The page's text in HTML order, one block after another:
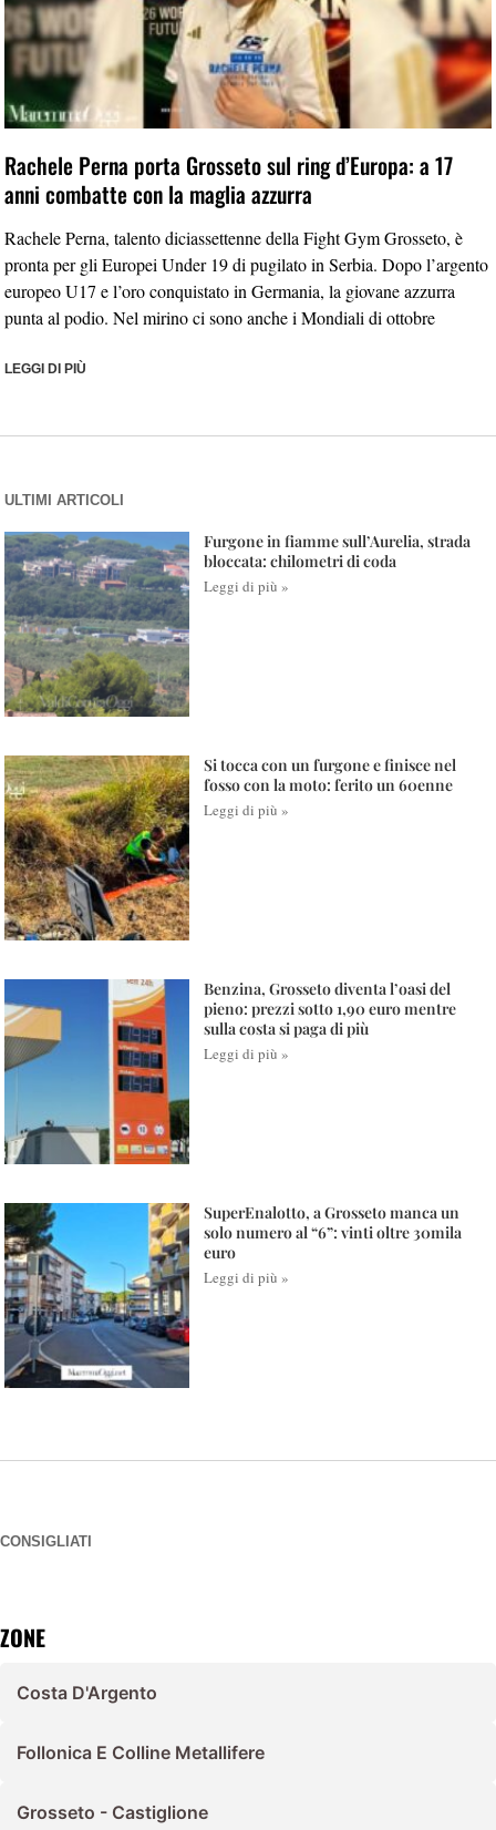
Rachele Perna porta Grosseto sul ring d’Europa: a 17
anni combatte con la maglia azzurra
Rachele Perna, talento diciassettenne della Fight Gym Grosseto, è
pronta per gli Europei Under 19 di pugilato in Serbia. Dopo l’argento
europeo U17 e l’oro conquistato in Germania, la giovane azzurra
punta al podio. Nel mirino ci sono anche i Mondiali di ottobre
LEGGI DI PIÙ
ULTIMI ARTICOLI
Furgone in fiamme sull’Aurelia, strada
bloccata: chilometri di coda
Leggi di più »
Si tocca con un furgone e finisce nel
fosso con la moto: ferito un 60enne
Leggi di più »
Benzina, Grosseto diventa l’oasi del
pieno: prezzi sotto 1,90 euro mentre
sulla costa si paga di più
Leggi di più »
SuperEnalotto, a Grosseto manca un
solo numero al “6”: vinti oltre 30mila
euro
Leggi di più »
CONSIGLIATI
ZONE
Costa D'Argento
Follonica E Colline Metallifere
Grosseto - Castiglione